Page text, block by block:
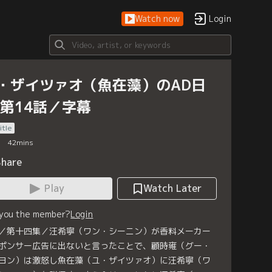
Watch now Login
ザイツァオ（魚在藻）のAD日
14話／字幕
42mins
Play
Watch Later
the member?Login
第十四集／汪希寧（ワン・シーニン）が香料メーカー
ンサー広告に出ないと言ったことで、顧時雍（グー・
ン）は激怒し魚在藻（ユ・ザイツァオ）に汪希寧（ワ